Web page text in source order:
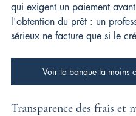
qui exigent un paiement avant
l'obtention du prêt : un
sérieux ne facture que si le
Voir la banque la moins
Transparence des frais et